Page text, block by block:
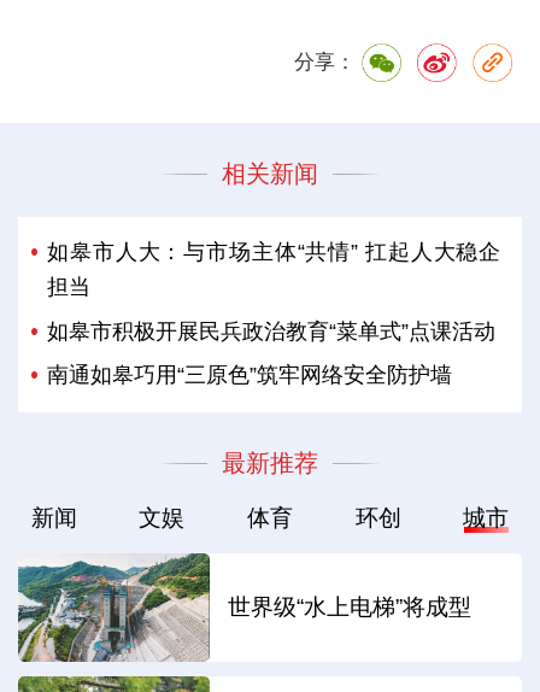
分享：
相关新闻
如皋市人大：与市场主体“共情” 扛起人大稳企
担当
如皋市积极开展民兵政治教育“菜单式”点课活动
南通如皋巧用“三原色”筑牢网络安全防护墙
最新推荐
新闻 文娱 体育 环创 城市
世界级“水上电梯”将成型